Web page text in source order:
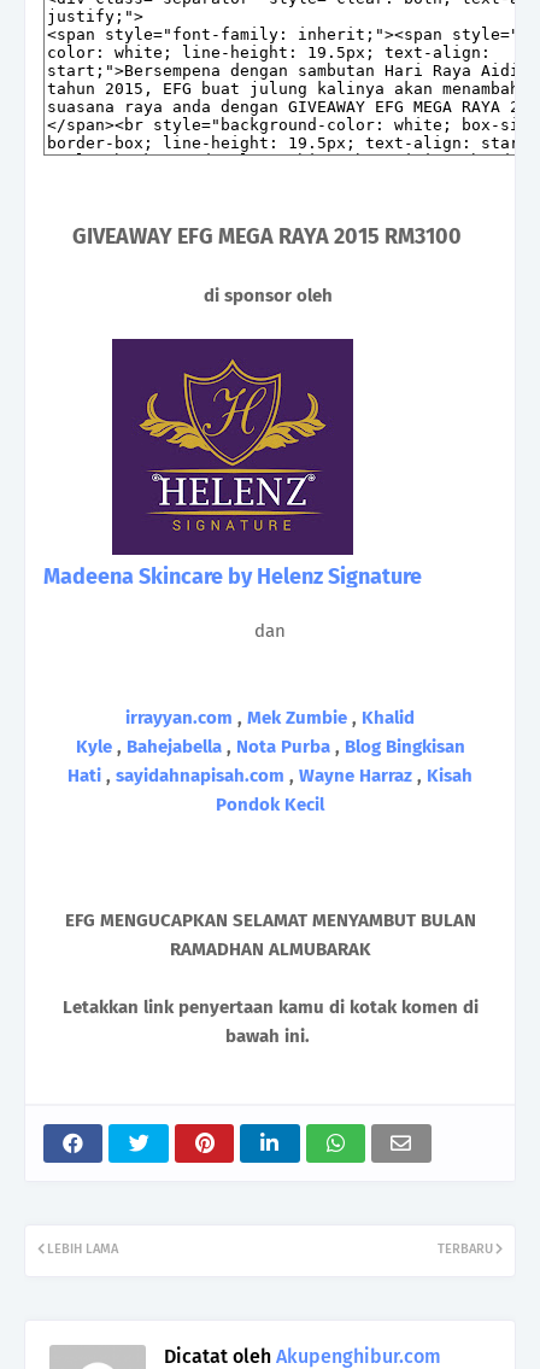
GIVEAWAY EFG MEGA RAYA 2015 RM3100
di sponsor oleh
Madeena Skincare by Helenz Signature
dan
irrayyan.com , Mek Zumbie , Khalid
Kyle, Bahejabella , Nota Purba, Blog Bingkisan
Hati , sayidahnapisah.com , Wayne Harraz , Kisah
Pondok Kecil
EFG MENGUCAPKAN SELAMAT MENYAMBUT BULAN
RAMADHAN ALMUBARAK
Letakkan link penyertaan kamu di kotak komen di
bawah ini.
TERBARU
LEBIH LAMA
Dicatat oleh Akupenghibur.com